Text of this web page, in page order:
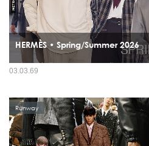
HERMÈS • Spring/Summer 2026
คอลเลคชั่นนี้พูดกับเมืองใหญ่ด้วยน้ำเสียงแผ่ว
03.03.69
Runway